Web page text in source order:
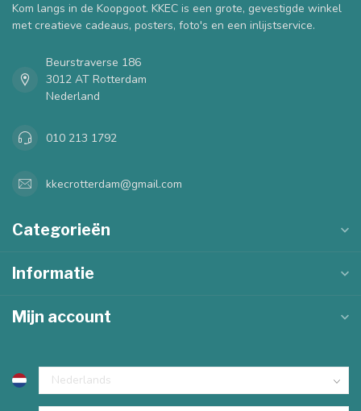
Kom langs in de Koopgoot. KKEC is een grote, gevestigde winkel
met creatieve cadeaus, posters, foto's en een inlijstservice.
Beurstraverse 186
3012 AT Rotterdam
Nederland
010 213 1792
kkecrotterdam@gmail.com
Categorieën
Informatie
Mijn account